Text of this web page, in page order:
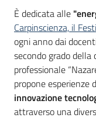
Introduzione
È dedicata alle
Carpinscienza, il
ogni anno dai
secondo grado
professionale
propone esperienze
innovazione
attraverso una